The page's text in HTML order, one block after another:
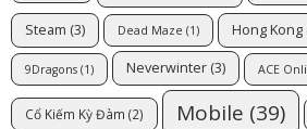
Steam (3) Dead Maze (1) Hong Kong
9Dragons (1) Neverwinter (3) ACE
Cổ Kiếm Kỳ Đàm (2) Mobile (39)